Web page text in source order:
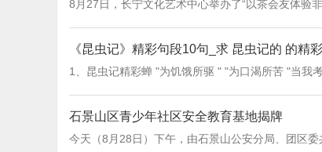
8月27日，长宁文化艺术中心举办了“以茶会友体验
《昆虫记》精彩句段10句_求 昆虫记的 的精
1、昆虫记精彩蝉 "为饥饿所驱 " "为
石景山区青少年社区安全教育基地揭牌
今天（8月28日）下午，由石景山公安分局、团区